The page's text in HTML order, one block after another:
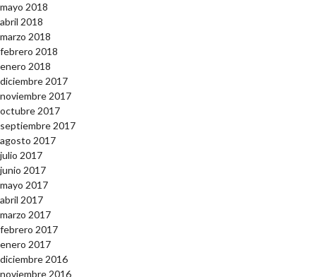
mayo 2018
abril 2018
marzo 2018
febrero 2018
enero 2018
diciembre 2017
noviembre 2017
octubre 2017
septiembre 2017
agosto 2017
julio 2017
junio 2017
mayo 2017
abril 2017
marzo 2017
febrero 2017
enero 2017
diciembre 2016
noviembre 2016